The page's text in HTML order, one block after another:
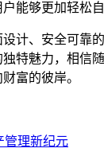
能够更加轻松
计、安全可靠
特魅力，相信
富的彼岸。
管理新纪元